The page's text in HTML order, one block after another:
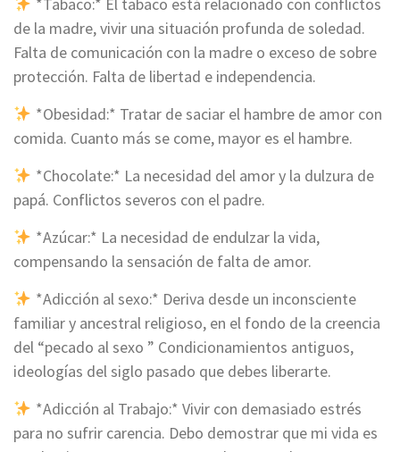
*Tabaco:* El tabaco está relacionado con conflictos
de la madre, vivir una situación profunda de soledad.
Falta de comunicación con la madre o exceso de sobre
protección. Falta de libertad e independencia.
*Obesidad:* Tratar de saciar el hambre de amor con
comida. Cuanto más se come, mayor es el hambre.
*Chocolate:* La necesidad del amor y la dulzura de
papá. Conflictos severos con el padre.
*Azúcar:* La necesidad de endulzar la vida,
compensando la sensación de falta de amor.
*Adicción al sexo:* Deriva desde un inconsciente
familiar y ancestral religioso, en el fondo de la creencia
del “pecado al sexo ” Condicionamientos antiguos,
ideologías del siglo pasado que debes liberarte.
*Adicción al Trabajo:* Vivir con demasiado estrés
para no sufrir carencia. Debo demostrar que mi vida es